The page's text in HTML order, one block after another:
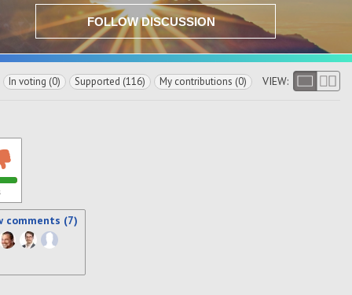
FOLLOW DISCUSSION
In voting (0) Supported (116) My contributions (0) VIEW:
comments (7)